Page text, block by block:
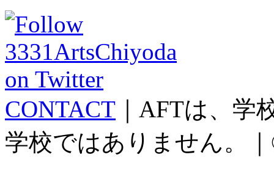
CONTACT ｜AFTは、
学校ではありません。